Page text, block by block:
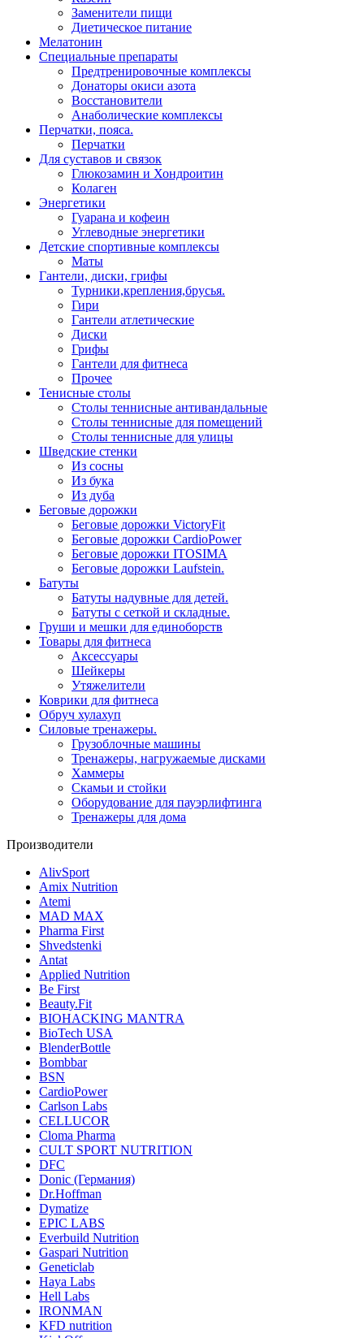
Заменители пищи
Диетическое питание
Мелатонин
Специальные препараты
Предтренировочные комплексы
Донаторы окиси азота
Восстановители
Анаболические комплексы
Перчатки, пояса.
Перчатки
Для суставов и связок
Глюкозамин и Хондроитин
Колаген
Энергетики
Гуарана и кофеин
Углеводные энергетики
Детские спортивные комплексы
Маты
Гантели, диски, грифы
Турники,крепления,брусья.
Гири
Гантели атлетические
Диски
Грифы
Гантели для фитнеса
Прочее
Тенисные столы
Столы теннисные антивандальные
Столы теннисные для помещений
Столы теннисные для улицы
Шведские стенки
Из сосны
Из бука
Из дуба
Беговые дорожки
Беговые дорожки VictoryFit
Беговые дорожки CardioPower
Беговые дорожки ITOSIMA
Беговые дорожки Laufstein.
Батуты
Батуты надувные для детей.
Батуты с сеткой и складные.
Груши и мешки для единоборств
Товары для фитнеса
Aксессуары
Шейкеры
Утяжелители
Коврики для фитнеса
Обруч хулахуп
Силовые тренажеры.
Грузоблочные машины
Тренажеры, нагружаемые дисками
Хаммеры
Скамьи и стойки
Оборудование для пауэрлифтинга
Тренажеры для дома
Производители
AlivSport
Amix Nutrition
Atemi
MAD MAX
Pharma First
Shvedstenki
Antat
Applied Nutrition
Be First
Beauty.Fit
BIOHACKING MANTRA
BioTech USA
BlenderBottle
Bombbar
BSN
CardioPower
Carlson Labs
CELLUCOR
Cloma Pharma
CULT SPORT NUTRITION
DFC
Donic (Германия)
Dr.Hoffman
Dymatize
EPIC LABS
Everbuild Nutrition
Gaspari Nutrition
Geneticlab
Haya Labs
Hell Labs
IRONMAN
KFD nutrition